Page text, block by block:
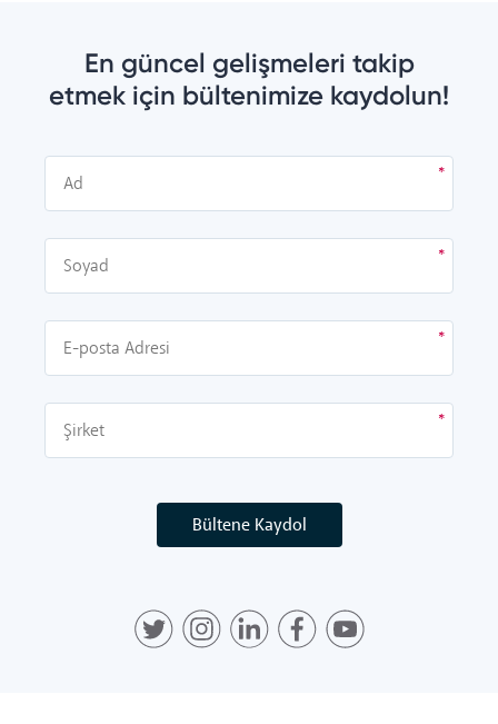
En güncel gelişmeleri takip
etmek için bültenimize kaydolun!
Bültene Kaydol